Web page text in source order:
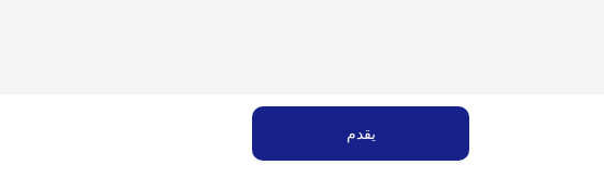
يقدم